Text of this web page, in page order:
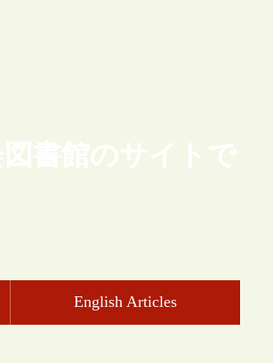
書館のサイトで
English Articles